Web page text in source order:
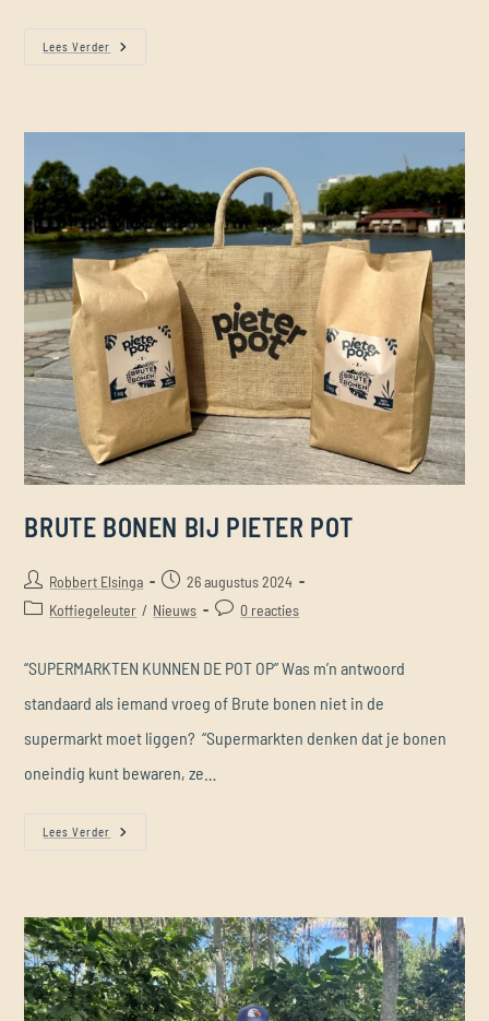
Lees Verder
BRUTE BONEN BIJ PIETER POT
Robbert Elsinga
26 augustus 2024
Koffiegeleuter / Nieuws 0 reacties
“SUPERMARKTEN KUNNEN DE POT OP” Was m’n antwoord
standaard als iemand vroeg of Brute bonen niet in de
supermarkt moet liggen? “Supermarkten denken dat je bonen
oneindig kunt bewaren, ze…
Lees Verder